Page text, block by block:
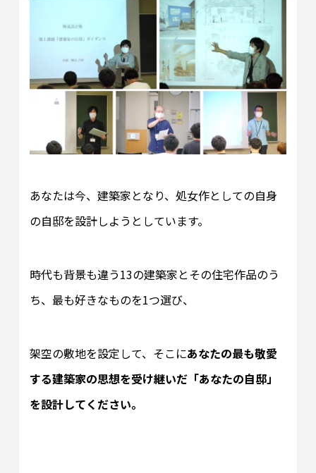
あなたは今、建築家となり、処女作としての自身
の自邸を設計しようとしています。
時代も背景も違う13の建築家とその住宅作品のう
ち、最も好きなものを1つ選び、
架空の敷地を設定して、そこにあなたの最も敬愛
する建築家の思想を受け継いだ「あなたの自邸」
を設計してください。